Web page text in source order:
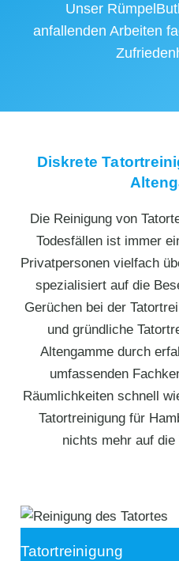
Unser
anfallenden Arbeiten
Diskrete
Die Reinigung von
Todesfällen ist immer
Privatpersonen vielfach
spezialisiert auf die
Gerüchen bei der
und gründliche
Altengamme durch
umfassenden
Räumlichkeiten schnell
Tatortreinigung für
nichts mehr auf
Tatortreinigung